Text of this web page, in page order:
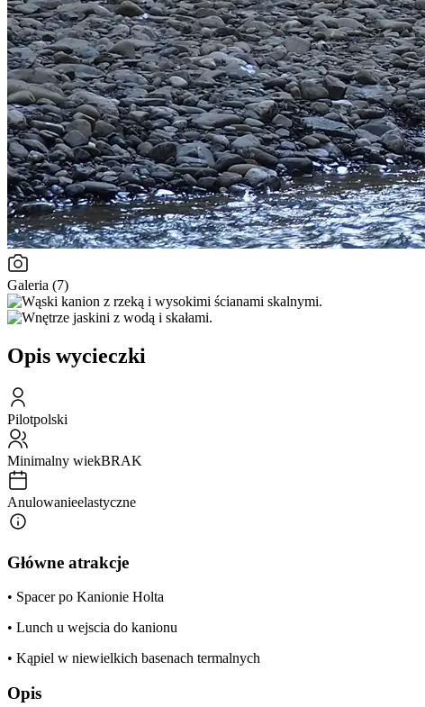
Galeria (7)
Opis wycieczki
Pilotpolski
Minimalny wiekBRAK
Anulowanieelastyczne
Główne atrakcje
• Spacer po Kanionie Holta
• Lunch u wejscia do kanionu
• Kąpiel w niewielkich basenach termalnych
Opis